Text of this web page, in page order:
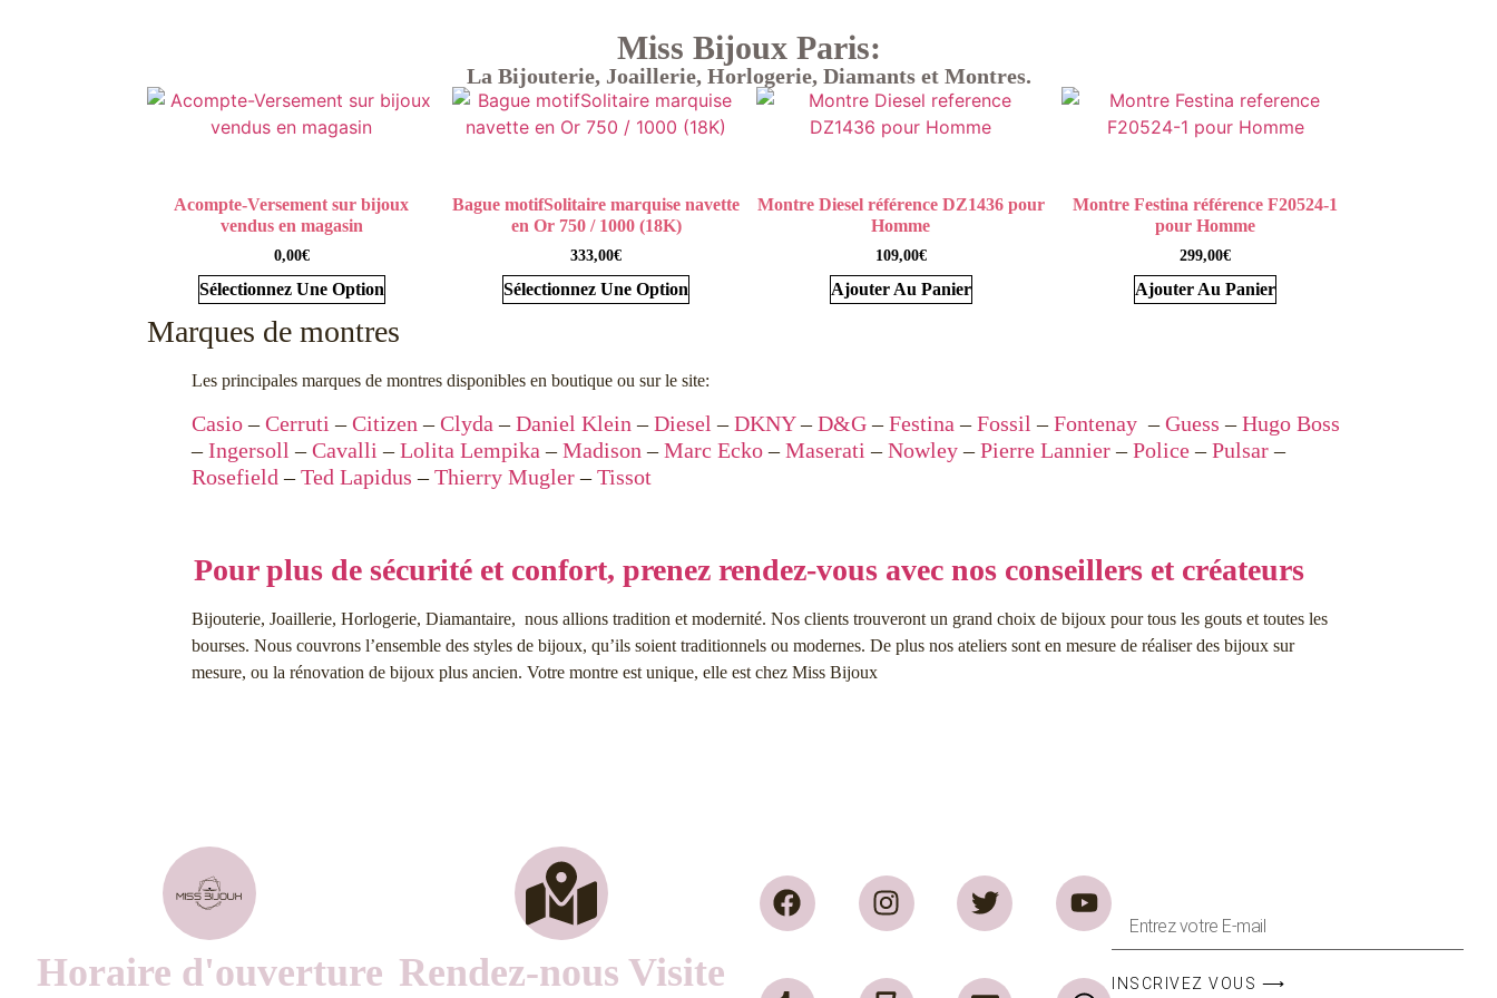
Miss Bijoux Paris:
La Bijouterie, Joaillerie, Horlogerie, Diamants et Montres.
Acompte-Versement sur bijoux
vendus en magasin
0,00€
Sélectionnez Une Option
Bague motifSolitaire marquise navette
en Or 750 / 1000 (18K)
333,00€
Sélectionnez Une Option
Montre Diesel référence DZ1436 pour
Homme
109,00€
Ajouter Au Panier
Montre Festina référence F20524-1
pour Homme
299,00€
Ajouter Au Panier
Marques de montres
Les principales marques de montres disponibles en boutique ou sur le site:
Casio–Cerruti –Citizen –Clyda –Daniel Klein –Diesel –DKNY–D&G–Festina –Fossil –Fontenay –Guess –Hugo Boss
–Ingersoll –Cavalli –Lolita Lempika –Madison –Marc Ecko–Maserati –Nowley–Pierre Lannier–Police–Pulsar–
Rosefield –Ted Lapidus –Thierry Mugler–Tissot
Pour plus de sécurité et confort, prenez rendez-vous avec nos conseillers et créateurs
Bijouterie, Joaillerie, Horlogerie, Diamantaire, nous allions tradition et modernité. Nos clients trouveront un grand choix de bijoux pour tous les gouts et toutes les
bourses. Nous couvrons l’ensemble des styles de bijoux, qu’ils soient traditionnels ou modernes. De plus nos ateliers sont en mesure de réaliser des bijoux sur
mesure, ou la rénovation de bijoux plus ancien. Votre montre est unique, elle est chez Miss Bijoux
Horaire d'ouverture Rendez-nous Visite INSCRIVEZ VOUS ⟶